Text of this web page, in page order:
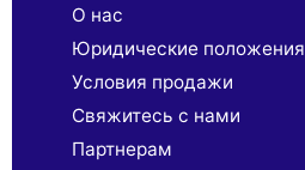
О нас
Юридические положения
Условия продажи
Свяжитесь с нами
Партнерaм